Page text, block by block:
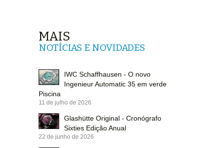
MAIS
NOTÍCIAS E NOVIDADES
IWC Schaffhausen - O novo
Ingenieur Automatic 35 em verde
Piscina
11 de julho de 2026
Glashütte Original - Cronógrafo
Sixties Edição Anual
22 de junho de 2026